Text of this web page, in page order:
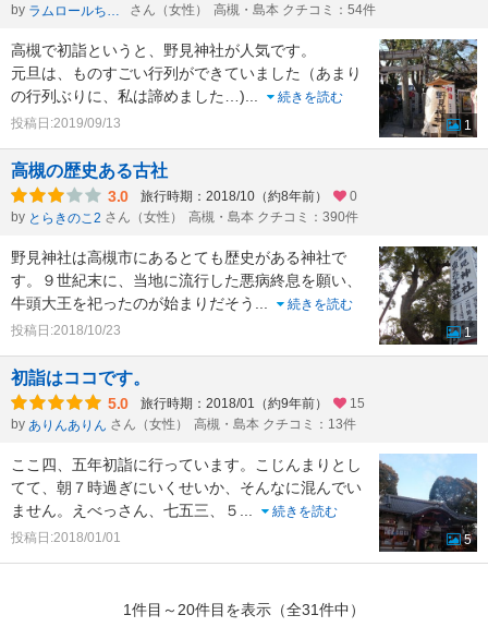
by
ラムロールちゃん さん（女性） 高槻・島本 クチコミ：54件
高槻で初詣というと、野見神社が人気です。
元旦は、ものすごい行列ができていました（あまり
の行列ぶりに、私は諦めました…)
続きを読む
投稿日:2019/09/13
1
高槻の歴史ある古社
3.0 旅行時期：2018/10（約8年前）
0
by とらきのこ2 さん（女性） 高槻・島本 クチコミ：390件
野見神社は高槻市にあるとても歴史がある神社で
す。９世紀末に、当地に流行した悪病終息を願い、
牛頭大王を祀ったのが始まりだそう
続きを読む
投稿日:2018/10/23
1
初詣はココです。
5.0 旅行時期：2018/01（約9年前）
15
by ありんありん さん（女性） 高槻・島本 クチコミ：13件
ここ四、五年初詣に行っています。こじんまりとし
てて、朝７時過ぎにいくせいか、そんなに混んでい
ません。えべっさん、七五三、５
続きを読む
投稿日:2018/01/01
5
1件目～20件目を表示（全31件中）